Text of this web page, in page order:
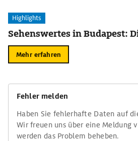
Highlights
Sehenswertes in Budapest:
Mehr erfahren
Fehler melden
Haben Sie fehlerhafte Daten auf
Wir freuen uns über eine Meldung
werden das Problem beheben.